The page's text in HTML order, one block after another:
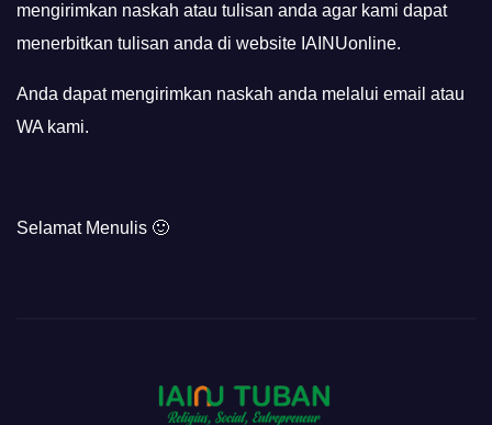
mengirimkan naskah atau tulisan anda agar kami dapat
menerbitkan tulisan anda di website IAINUonline.
Anda dapat mengirimkan naskah anda melalui email atau
WA kami.
Selamat Menulis 🙂